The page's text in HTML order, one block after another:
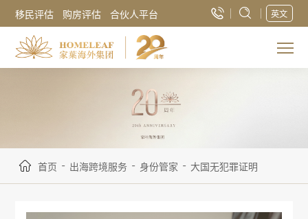
移民评估 购房评估 合伙人平台 英文
首页 - 出海跨境服务 - 身份管家 - 大国无犯罪证明